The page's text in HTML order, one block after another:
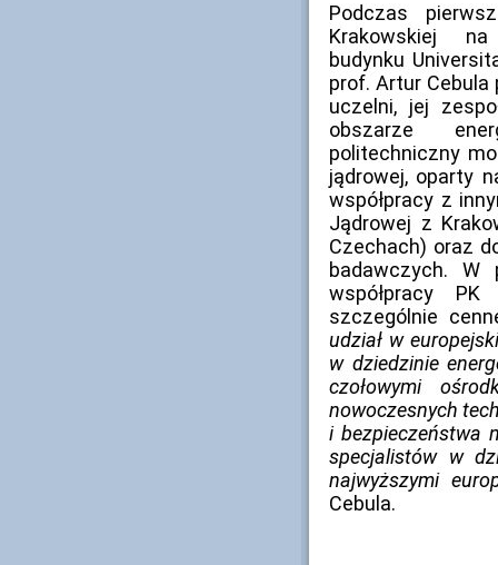
Podczas
Krakowskiej
budynku
prof. Artur Cebula
uczelni, jej
obszarze
politechniczny
jądrowej, oparty
współpracy z
Jądrowej z
Czechach) oraz
badawczych.
współpracy
szczególnie
udział w
w dziedzinie
czołowymi
nowoczesnych
i bezpieczeństwa
specjalistów w
najwyższymi
Cebula.